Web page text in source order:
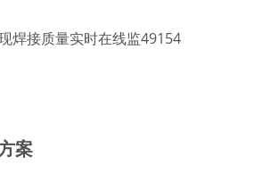
焊接质量实时在线监49154
案